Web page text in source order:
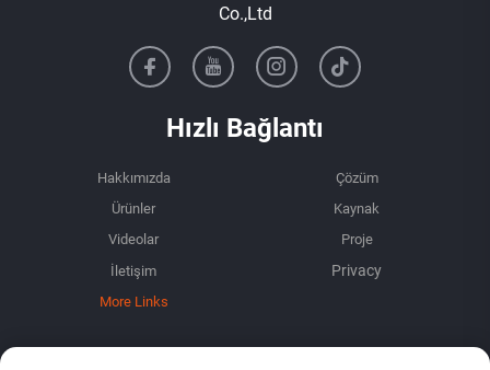
Co.,Ltd
Hızlı Bağlantı
Hakkımızda
Çözüm
Ürünler
Kaynak
Videolar
Proje
İletişim
More Links